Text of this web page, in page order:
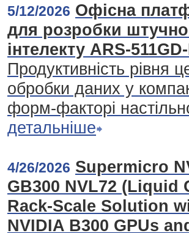
5/12/2026 Офісна
для розробки
інтелекту ARS-
Продуктивність рівня
обробки даних у
форм-факторі
детальніше
4/26/2026 Supermicro
GB300 NVL72 (Liquid
Rack-Scale Solution
NVIDIA B300 GPUs